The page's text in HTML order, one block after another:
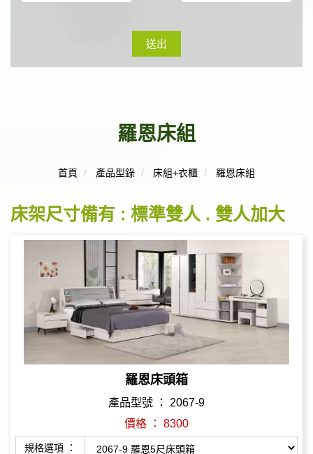
送出
羅恩床組
首頁 產品型錄 床組+衣櫃 羅恩床組
床架尺寸備有 : 標準雙人 . 雙人加大
羅恩床頭箱
產品型號 ： 2067-9
價格 ： 8300
規格選項 ：